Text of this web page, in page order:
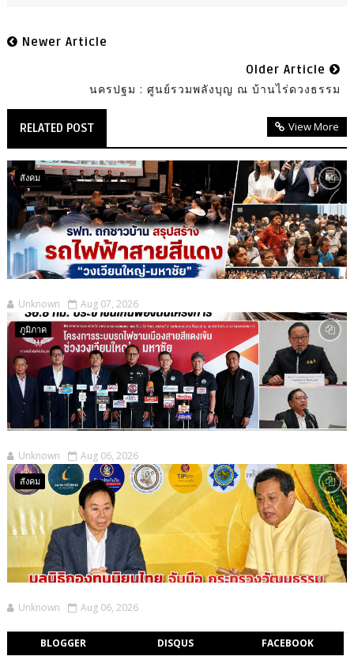
Newer Article
Older Article
นครปฐม : ศูนย์รวมพลังบุญ ณ บ้านไร่ดวงธรรม
RELATED POST View More
สังคม
Unknown Aug 07, 2026
ภูมิภาค
Unknown Aug 06, 2026
สังคม
Unknown Aug 06, 2026
BLOGGER DISQUS FACEBOOK